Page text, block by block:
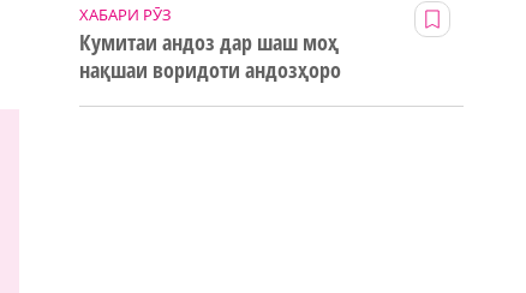
ХАБАРИ РӮЗ
Кумитаи андоз дар шаш моҳ
нақшаи воридоти андозҳоро